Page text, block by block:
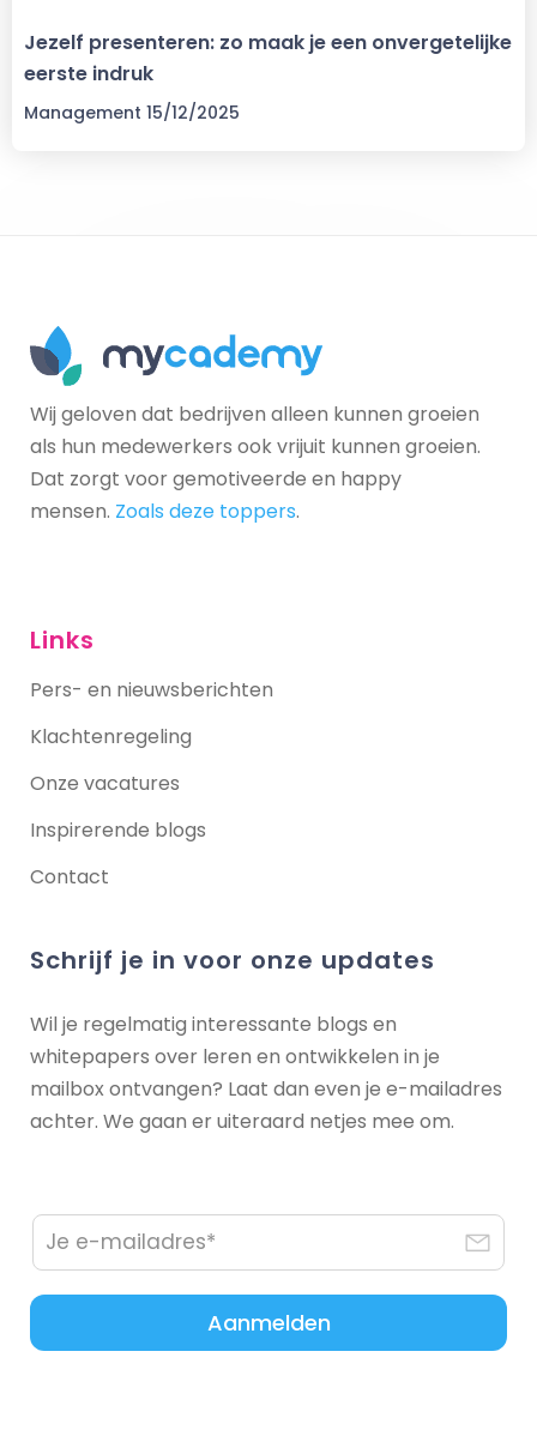
Jezelf presenteren: zo maak je een onvergetelijke
eerste indruk
Management 15/12/2025
Wij geloven dat bedrijven alleen kunnen groeien
als hun medewerkers ook vrijuit kunnen groeien.
Dat zorgt voor gemotiveerde en happy
mensen. Zoals deze toppers.
Links
Pers- en nieuwsberichten
Klachtenregeling
Onze vacatures
Inspirerende blogs
Contact
Schrijf je in voor onze updates
Wil je regelmatig interessante blogs en
whitepapers over leren en ontwikkelen in je
mailbox ontvangen? Laat dan even je e-mailadres
achter. We gaan er uiteraard netjes mee om.
Aanmelden